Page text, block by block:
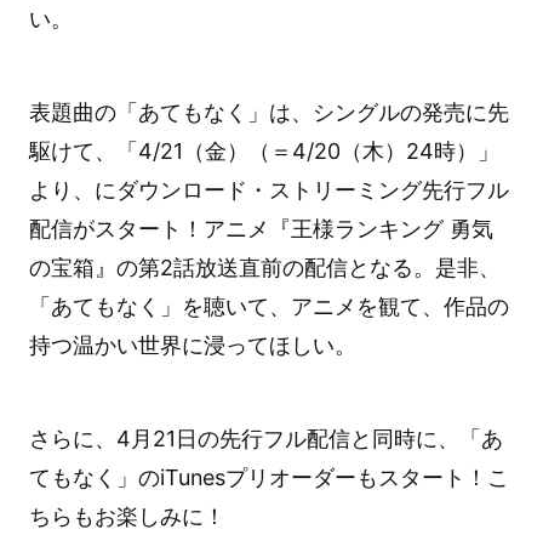
い。
表題曲の「あてもなく」は、シングルの発売に先
駆けて、「4/21（金）（＝4/20（木）24時）」
より、にダウンロード・ストリーミング先行フル
配信がスタート！アニメ『王様ランキング 勇気
の宝箱』の第2話放送直前の配信となる。是非、
「あてもなく」を聴いて、アニメを観て、作品の
持つ温かい世界に浸ってほしい。
さらに、4月21日の先行フル配信と同時に、「あ
てもなく」のiTunesプリオーダーもスタート！こ
ちらもお楽しみに！